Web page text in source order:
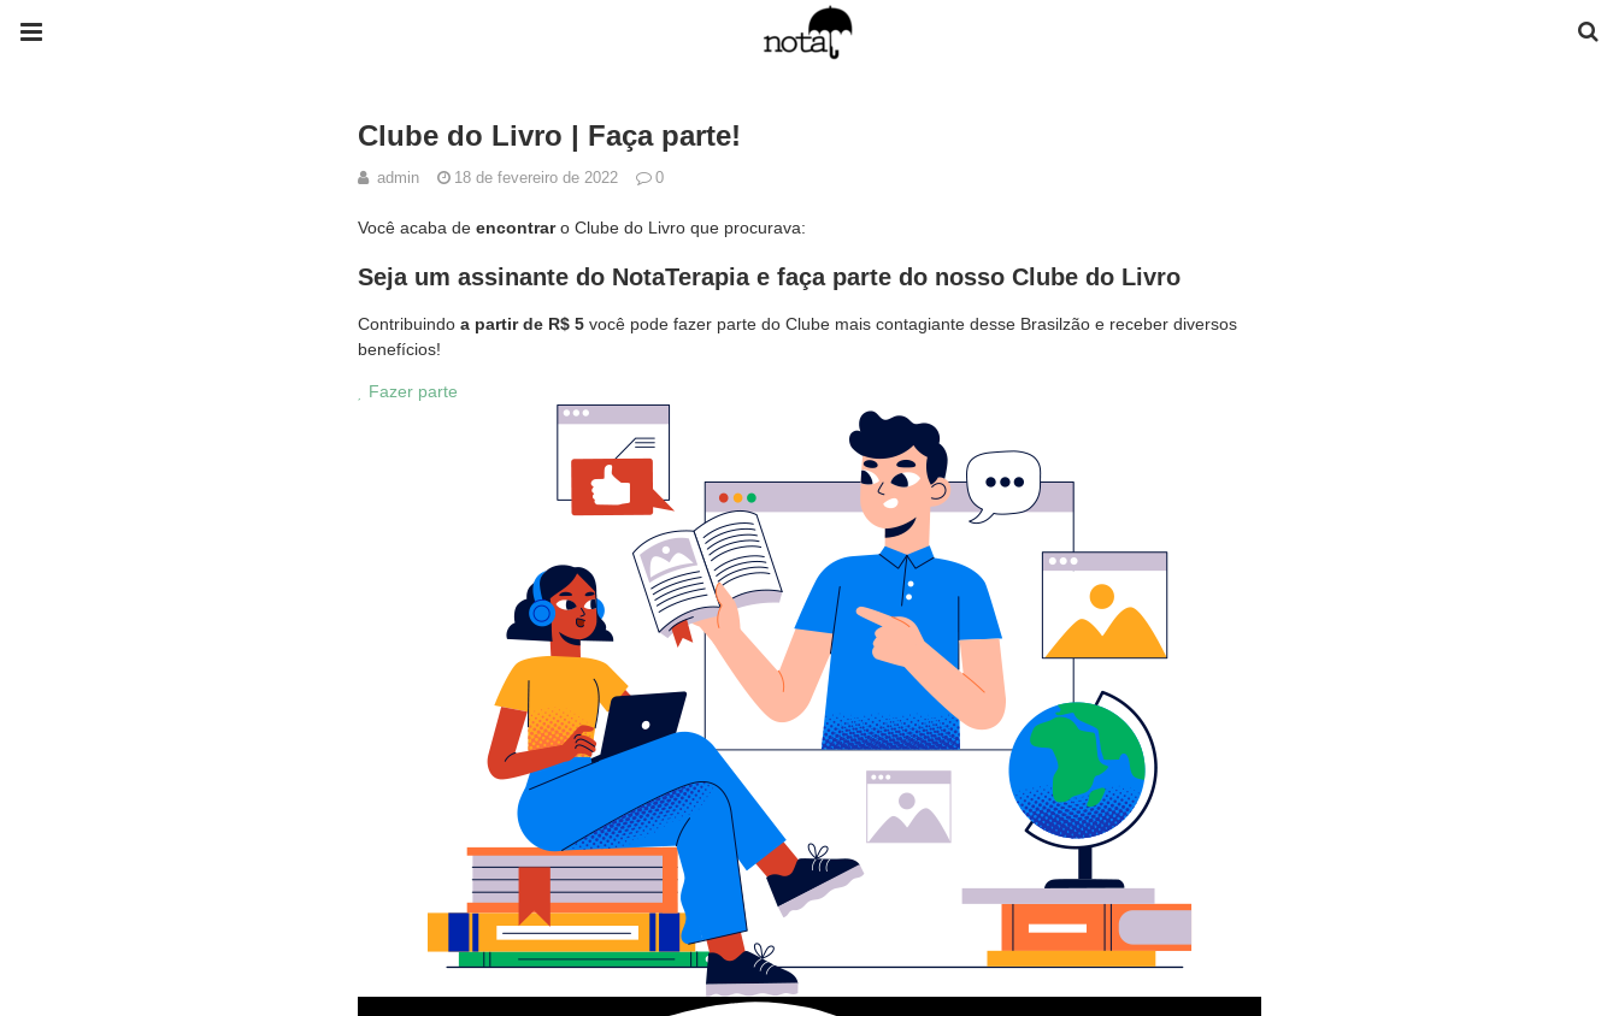
Clube do Livro | Faça parte!
admin 18 de fevereiro de 2022 0
Você acaba de encontraro Clube do Livro que procurava:
Seja um assinante do NotaTerapia e faça parte do nosso Clube do Livro
Contribuindo a partir de R$ 5 você pode fazer parte do Clube mais contagiante desse Brasilzão e receber diversos
benefícios!
Fazer parte